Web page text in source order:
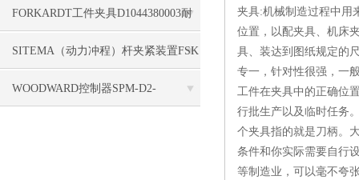
以诚会友
FORKARDT工件夹具D1044380003耐
用之道
SITEMA（动力冲程）杆夹紧装置FSK
45高能源成本
WOODWARD控制器SPM-D2-
夹具:机械制造过程中用
位置，以配夹具、机床
具、装达到图纸规定的
专一，针对性很强，一
工件在夹具中的正确位
行批生产以及临时任务
个夹具指的就是刀柄。
条件和你实际需要自行
等制造业，可以毫不夸